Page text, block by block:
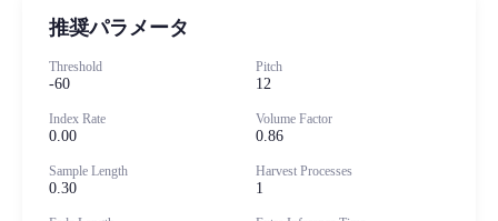
推奨パラメータ
Threshold
-60
Pitch
12
Index Rate
0.00
Volume Factor
0.86
Sample Length
0.30
Harvest Processes
1